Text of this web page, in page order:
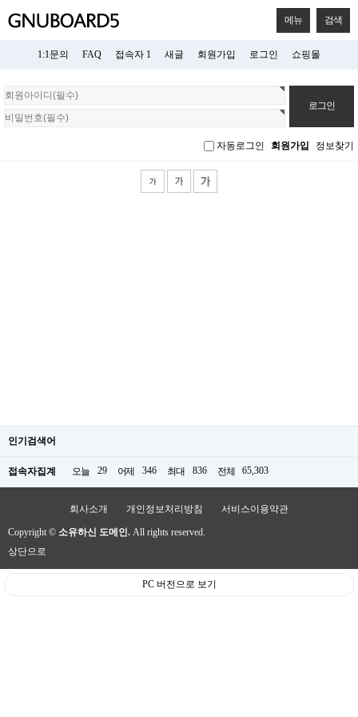
메뉴 검색
1:1문의 FAQ 접속자 1 새글 회원가입 로그인 쇼핑몰
회
원
로
자동로그인 회원가입 정보찾기
인기검색어
접속자집계 오늘 29 어제 346 최대 836 전체 65,303
회사소개 개인정보처리방침 서비스이용약관
Copyright © 소유하신 도메인. All rights reserved.
상단으로
PC 버전으로 보기